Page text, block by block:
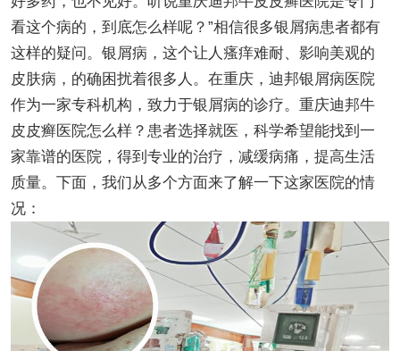
看这个病的，到底怎么样呢？”相信很多银屑病患者都有
这样的疑问。银屑病，这个让人瘙痒难耐、影响美观的
皮肤病，的确困扰着很多人。在重庆，迪邦银屑病医院
作为一家专科机构，致力于银屑病的诊疗。重庆迪邦牛
皮皮癣医院怎么样？患者选择就医，科学希望能找到一
家靠谱的医院，得到专业的治疗，减缓病痛，提高生活
质量。下面，我们从多个方面来了解一下这家医院的情
况：